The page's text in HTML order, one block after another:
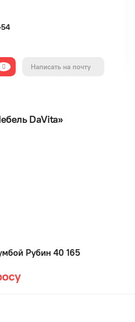
Написать на почту
DaVita»
Рубин 40 165